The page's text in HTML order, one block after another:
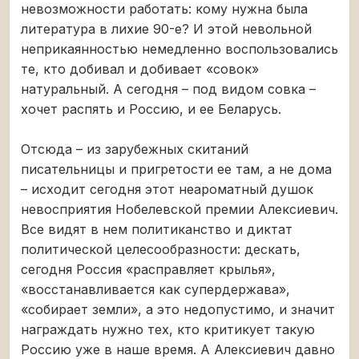
невозможности работать: кому нужна была
литература в лихие 90-е? И этой невольной
неприкаянностью немедленно воспользовались
те, кто добивал и добивает «совок»
натуральный. А сегодня – под видом совка –
хочет распять и Россию, и ее Беларусь.
Отсюда – из зарубежных скитаний
писательницы и пригретости ее там, а не дома
– исходит сегодня этот неароматный душок
невосприятия Нобелевской премии Алексиевич.
Все видят в нем политиканство и диктат
политической целесообразности: дескать,
сегодня Россия «расправляет крылья»,
«восстанавливается как супердержава»,
«собирает земли», а это недопустимо, и значит
награждать нужно тех, кто критикует такую
Россию уже в наше время. А Алексиевич давно